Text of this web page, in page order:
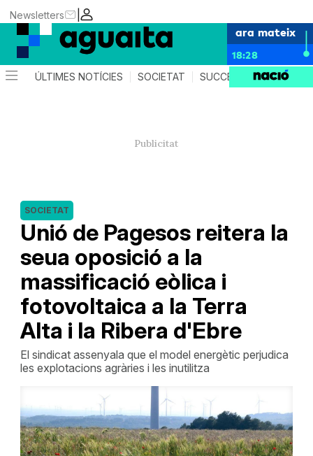
|
Newsletters
ara mateix
18:28
ÚLTIMES NOTÍCIES SOCIETAT SUCCESSOS AGENDA
Unió de Pagesos reitera la
seua oposició a la
massificació eòlica i
fotovoltaica a la Terra
Alta i la Ribera d'Ebre
SOCIETAT
El sindicat assenyala que el model energètic perjudica
les explotacions agràries i les inutilitza